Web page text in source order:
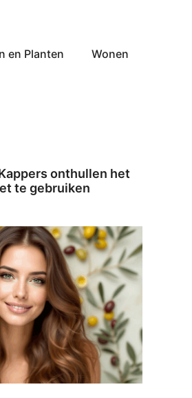
en Planten Wonen
onthullen het
te gebruiken